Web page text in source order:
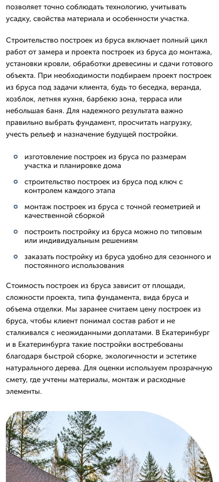
позволяет точно соблюдать технологию, учитывать
усадку, свойства материала и особенности участка.
Строительство построек из бруса включает полный цикл
работ от замера и проекта построек из бруса до монтажа,
установки кровли, обработки древесины и сдачи готового
объекта. При необходимости подбираем проект построек
из бруса под задачи клиента, будь то беседка, веранда,
хозблок, летняя кухня, барбекю зона, терраса или
небольшая баня. Для надежного результата важно
правильно выбрать фундамент, просчитать нагрузку,
учесть рельеф и назначение будущей постройки.
изготовление построек из бруса по размерам
участка и планировке дома
строительство построек из бруса под ключ с
контролем каждого этапа
монтаж построек из бруса с точной геометрией и
качественной сборкой
построить постройку из бруса можно по типовым
или индивидуальным решениям
заказать постройку из бруса удобно для сезонного и
постоянного использования
Стоимость построек из бруса зависит от площади,
сложности проекта, типа фундамента, вида бруса и
объема отделки. Мы заранее считаем цену построек из
бруса, чтобы клиент понимал состав работ и не
сталкивался с неожиданными доплатами. В Екатеринбург
и в Екатеринбурга такие постройки востребованы
благодаря быстрой сборке, экологичности и эстетике
натурального дерева. Для оценки используем прозрачную
смету, где учтены материалы, монтаж и расходные
элементы.